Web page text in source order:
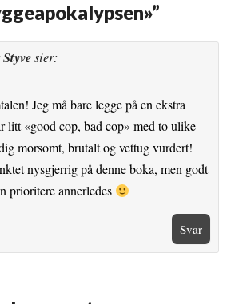
”
sier:
Jeg må bare legge på en ekstra
litt «good cop, bad cop» med to ulike
morsomt, brutalt og vettug vurdert!
nysgjerrig på denne boka, men godt
prioritere annerledes
Svar